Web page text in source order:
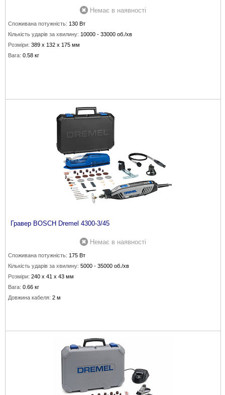
Немає в наявності
Споживана потужність: 130 Вт
Кількість ударів за хвилину: 10000 - 33000 об./хв
Розміри: 389 х 132 х 175 мм
Вага: 0.58 кг
Гравер BOSCH Dremel 4300-3/45
Немає в наявності
Споживана потужність: 175 Вт
Кількість ударів за хвилину: 5000 - 35000 об./хв
Розміри: 240 x 41 x 43 мм
Вага: 0.66 кг
Довжина кабеля: 2 м